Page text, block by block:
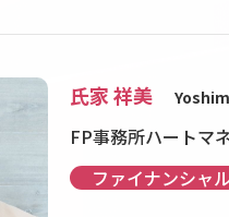
氏家 祥美
FP事務所ハートマ
ファイナンシャ